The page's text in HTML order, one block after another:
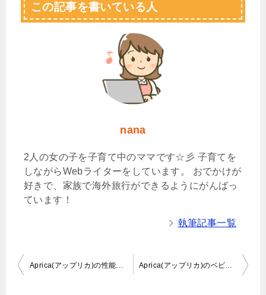
この記事を書いている人
nana
2人の女の子を子育て中のママです☆彡 子育てを
しながらWebライターをしています。 おでかけが
好きで、家族で海外旅行ができるようにがんばっ
ています！
執筆記事一覧
投
Aprica(アップリカ)の性能と乗り心地を重視したベビーカー Aprica(アップリカ)のベビーカーの機能一覧